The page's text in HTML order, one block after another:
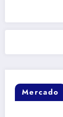
Mercado